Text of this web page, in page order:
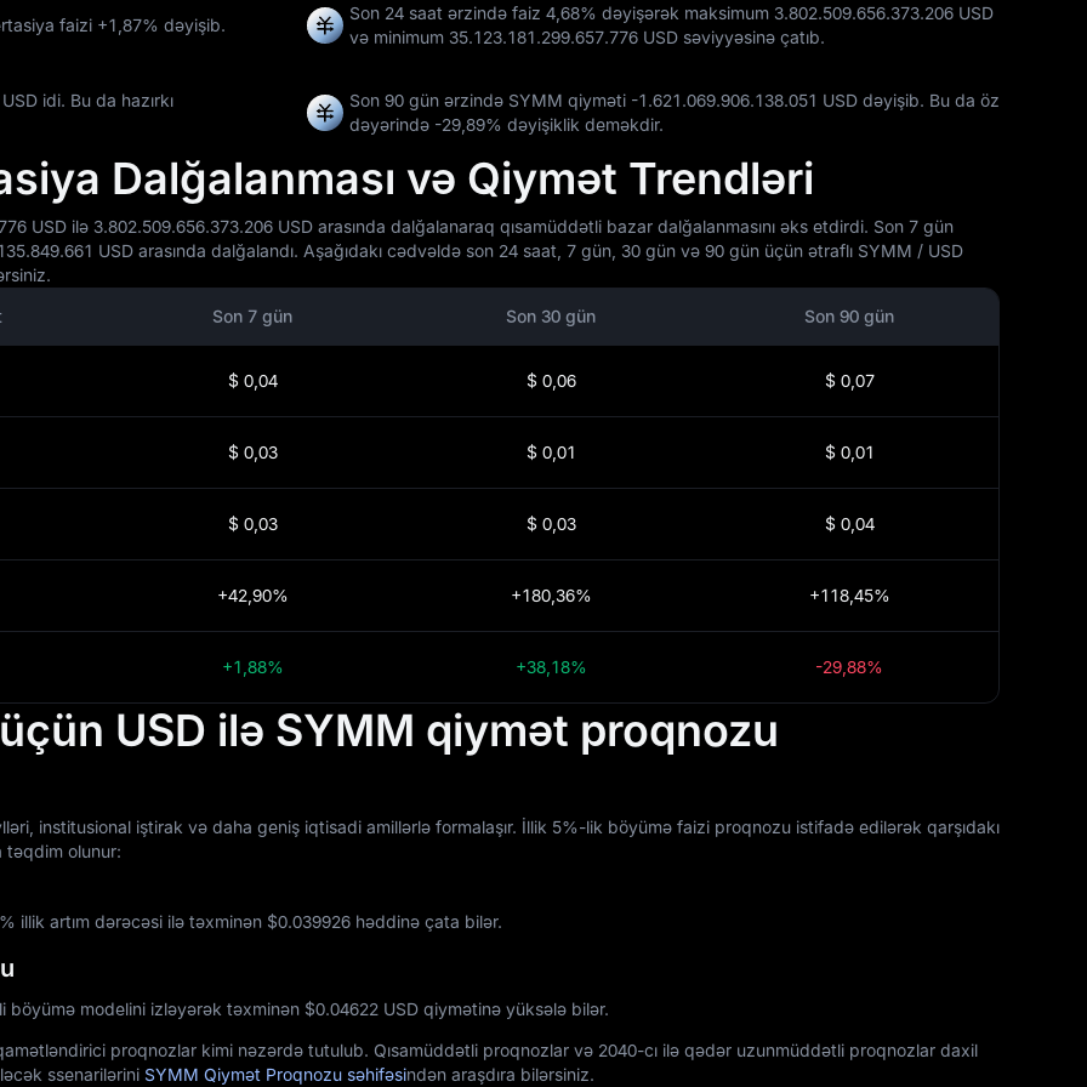
faizi +1,87% dəyişib.
Son 24 saat ərzində faiz 4,68% dəyişərək maksimum 3.802.509.656.373.206 USD
və minimum 35.123.181.299.657.776 USD səviyyəsinə çatıb.
idi. Bu da hazırkı Son 90 gün ərzində SYMM qiyməti -1.621.069.906.138.051 USD dəyişib. Bu da öz
dəyərində -29,89% dəyişiklik deməkdir.
Dalğalanması və Qiymət Trendləri
USD ilə 3.802.509.656.373.206 USD arasında dalğalanaraq qısamüddətli bazar dalğalanmasını əks etdirdi. Son 7 gün
USD arasında dalğalandı. Aşağıdakı cədvəldə son 24 saat, 7 gün, 30 gün və 90 gün üçün ətraflı SYMM / USD
Son 7 gün Son 30 gün Son 90 gün
$ 0,04 $ 0,06 $ 0,07
$ 0,03 $ 0,01 $ 0,01
$ 0,03 $ 0,03 $ 0,04
+42,90% +180,36% +118,45%
+1,88% +38,18% -29,88%
USD ilə SYMM qiymət proqnozu
institusional iştirak və daha geniş iqtisadi amillərlə formalaşır. İllik 5%-lik böyümə faizi proqnozu istifadə edilərək qarşıdakı
təqdim olunur:
artım dərəcəsi ilə təxminən $‎0.039926 həddinə çata bilər.
modelini izləyərək təxminən $‎0.04622 USD qiymətinə yüksələ bilər.
proqnozlar kimi nəzərdə tutulub. Qısamüddətli proqnozlar və 2040-cı ilə qədər uzunmüddətli proqnozlar daxil
ssenarilərini SYMM Qiymət Proqnozu səhifəsindən araşdıra bilərsiniz.